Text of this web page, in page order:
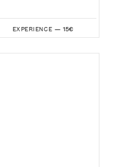
EXPERIENCE — 15€